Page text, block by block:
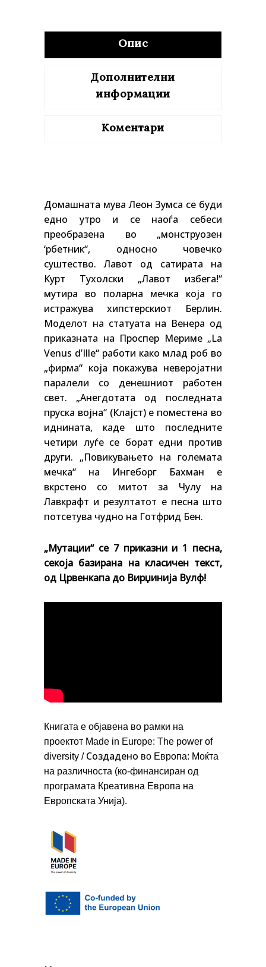
Опис
Дополнителни
информации
Коментари
Домашната мува Леон Зумса се буди
едно утро и се наоѓа себеси
преобразена во „монструозен
‘рбетник“, односно човечко
суштество. Лавот од сатирата на
Курт Тухолски „Лавот избега!“
мутира во поларна мечка која го
истражува хипстерскиот Берлин.
Моделот на статуата на Венера од
приказната на Проспер Мериме „La
Venus d’Ille“ работи како млад роб во
„фирма“ која покажува неверојатни
паралели со денешниот работен
свет. „Анегдотата од последната
пруска војна“ (Клајст) е поместена во
иднината, каде што последните
четири луѓе се борат едни против
други. „Повикувањето на големата
мечка“ на Ингеборг Бахман е
вкрстено со митот за Чулу на
Лавкрафт и резултатот е песна што
потсетува чудно на Готфрид Бен.
„Мутации“ се 7 приказни и 1 песна,
секоја базирана на класичен текст,
од Црвенкапа до Вирџинија Вулф!
Книгата е објавена во рамки на
проектот Made in Europe: The power of
diversity /Создадено во Европа: Моќта
на различноста (ко-финансиран од
програмата Креативна Европа на
Европската Унија).